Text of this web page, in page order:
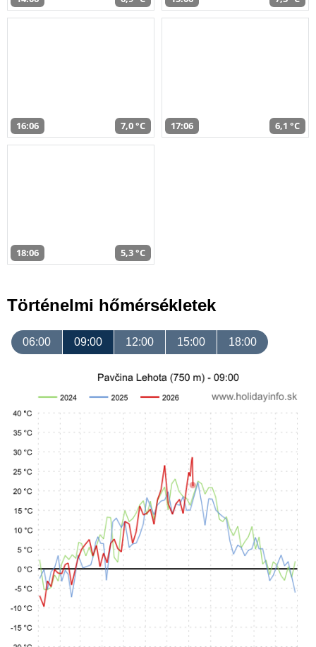
16:06 7,0 °C 17:06 6,1 °C
18:06 5,3 °C
Történelmi hőmérsékletek
06:00 09:00 12:00 15:00 18:00